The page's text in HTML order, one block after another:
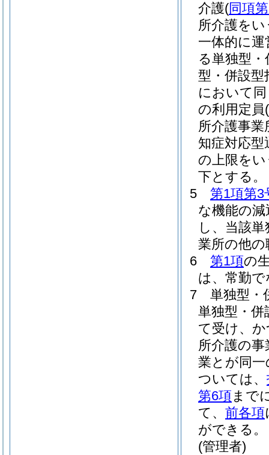
介護(同項
所介護を
一体的に
る単独型
型・併設型
において
の利用定員
所介護事
知症対応
の上限をい
下とする。
5
第1項第3
な機能の
し、当該
業所の他
6
第1項の
は、常勤
7
単独型・
単独型・併
て受け、
所介護の
業とが同
ついては、
第6項 まで
て、 前各項
ができる。
(管理者)